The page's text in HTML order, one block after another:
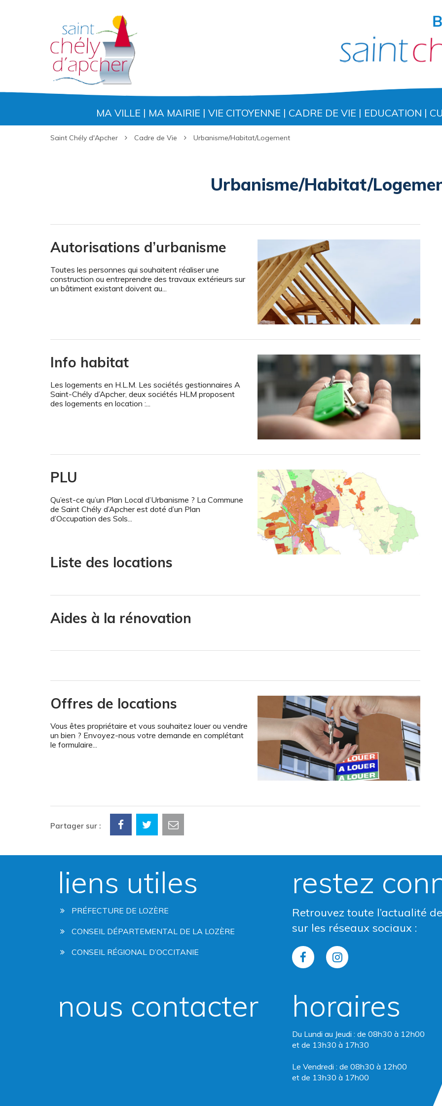
MA VILLE MA MAIRIE VIE CITOYENNE CADRE DE VIE EDUCATION
Saint Chély d'Apcher Cadre de Vie Urbanisme/Habitat/Logement
Urbanisme/Habitat/
Autorisations d’urbanisme
Toutes les personnes qui souhaitent réaliser une
construction ou entreprendre des travaux extérieurs sur
un bâtiment existant doivent au...
Info habitat
Les logements en H.L.M. Les sociétés gestionnaires A
Saint-Chély d’Apcher, deux sociétés HLM proposent
des logements en location :...
PLU
Qu’est-ce qu’un Plan Local d’Urbanisme ? La Commune
de Saint Chély d’Apcher est doté d’un Plan
d’Occupation des Sols...
Liste des locations
Aides à la rénovation
Offres de locations
Vous êtes propriétaire et vous souhaitez louer ou vendre
un bien ? Envoyez-nous votre demande en complétant
le formulaire...
Partager sur :
liens utiles
PRÉFECTURE DE LOZÈRE
CONSEIL DÉPARTEMENTAL DE LA LOZÈRE
CONSEIL RÉGIONAL D’OCCITANIE
restez
Retrouvez toute l’actualité
sur les réseaux sociaux :
Lien
le
Facebook
Lien
le
Instagram
nous contacter horaires
Du Lundi au Jeudi : de 08h30 à 12h00
et de 13h30 à 17h30
Le Vendredi : de 08h30 à 12h00
et de 13h30 à 17h00